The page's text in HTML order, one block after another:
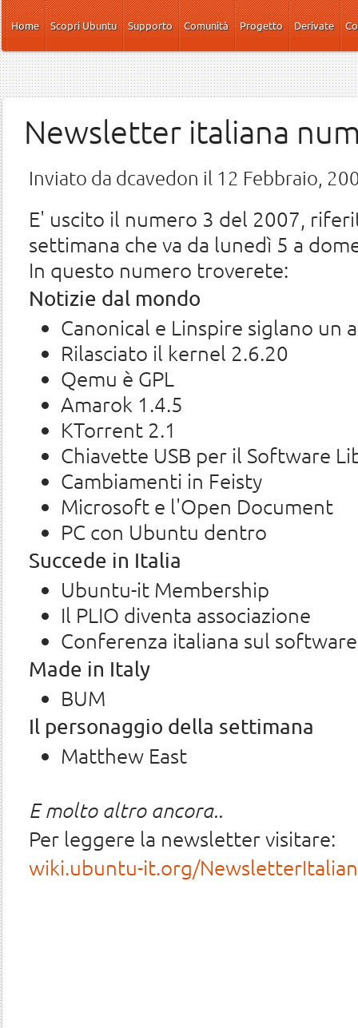
Salta al contenuto principale
Home
Scopri Ubuntu Supporto Comunità Progetto Derivate
Newsletter italiana
Inviato da dcavedon il 12 Febbraio,
E' uscito il numero 3 del 2007,
settimana che va da lunedì 5 a
In questo numero troverete:
Notizie dal mondo
Canonical e Linspire siglano un
Rilasciato il kernel 2.6.20
Qemu è GPL
Amarok 1.4.5
KTorrent 2.1
Chiavette USB per il Software
Cambiamenti in Feisty
Microsoft e l'Open Document
PC con Ubuntu dentro
Succede in Italia
Ubuntu-it Membership
Il PLIO diventa associazione
Conferenza italiana sul
Made in Italy
BUM
Il personaggio della settimana
Matthew East
E molto altro ancora..
Per leggere la newsletter visitare:
wiki.ubuntu-it.org/